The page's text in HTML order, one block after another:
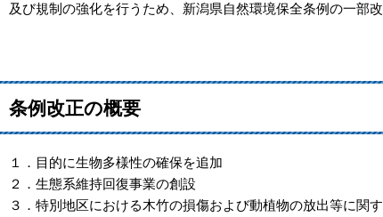
及び規制の強化を行うため、新潟県自然環境保全条例の一部改
条例改正の概要
１．目的に生物多様性の確保を追加
２．生態系維持回復事業の創設
３．特別地区における木竹の損傷および動植物の放出等に関